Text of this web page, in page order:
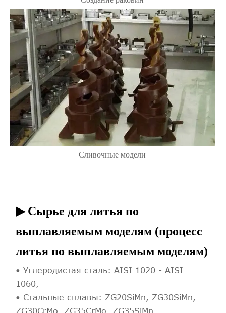
Сливочные модели
▶ Сырье для литья по
выплавляемым моделям (процесс
литья по выплавляемым моделям)
• Углеродистая сталь: AISI 1020 - AISI
1060,
• Стальные сплавы: ZG20SiMn, ZG30SiMn,
ZG30CrMo, ZG35CrMo, ZG35SiMn,